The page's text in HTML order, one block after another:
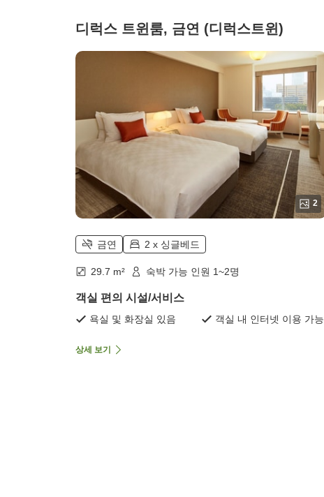
디럭스 트윈룸, 금연 (디럭스트윈)
2
금연 2 x 싱글베드
29.7 m² 숙박 가능 인원 1~2명
객실 편의 시설/서비스
욕실 및 화장실 있음 객실 내 인터넷 이용 가능
상세 보기